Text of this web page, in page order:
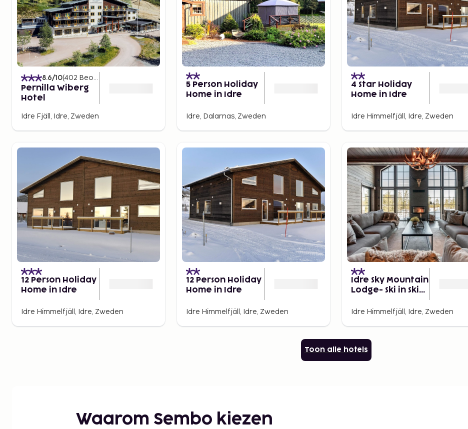
8.6/10(402 Beoordelingen
Pernilla Wiberg
Hotel
Idre Fjäll, Idre, Zweden
5 Person Holiday
Home in Idre
Idre, Dalarnas, Zweden
4 Star Holiday
Home in Idre
Idre Himmelfjäll, Idre, Zweden
12 Person Holiday
Home in Idre
Idre Himmelfjäll, Idre, Zweden
12 Person Holiday
Home in Idre
Idre Himmelfjäll, Idre, Zweden
Idre Sky Mountain
Lodge- Ski in Ski
Idre Himmelfjäll, Idre, Zweden
Toon alle hotels
Waarom Sembo kiezen